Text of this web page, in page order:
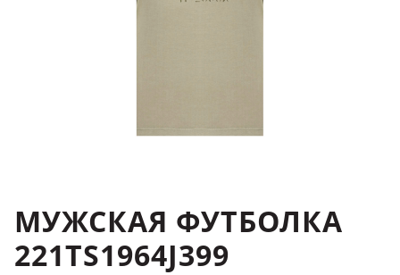
МУЖСКАЯ ФУТБОЛКА
221TS1964J399